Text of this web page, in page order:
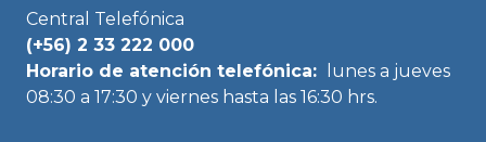
Central Telefónica
(+56) 2 33 222 000
Horario de atención telefónica:
lunes a jueves
08:30 a 17:30 y viernes hasta las 16:30 hrs.